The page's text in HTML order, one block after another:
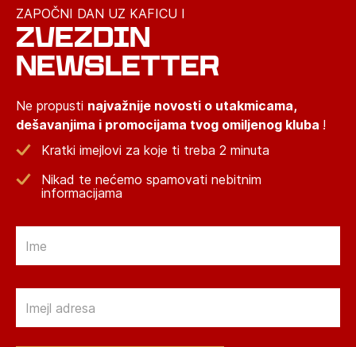
ZAPOČNI DAN UZ KAFICU I
ZVEZDIN
NEWSLETTER
Ne propusti najvažnije novosti o utakmicama,
dešavanjima i promocijama tvog omiljenog kluba !
Kratki imejlovi za koje ti treba 2 minuta
Nikad te nećemo spamovati nebitnim
informacijama